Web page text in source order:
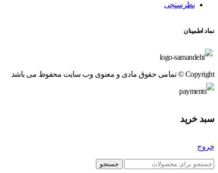
نظرسنجی
نماد اطمینان
Copyright © تمامی حقوق مادی و معنوی وب سایت محفوظ می باشد
سبد خرید
خروج
جستجو